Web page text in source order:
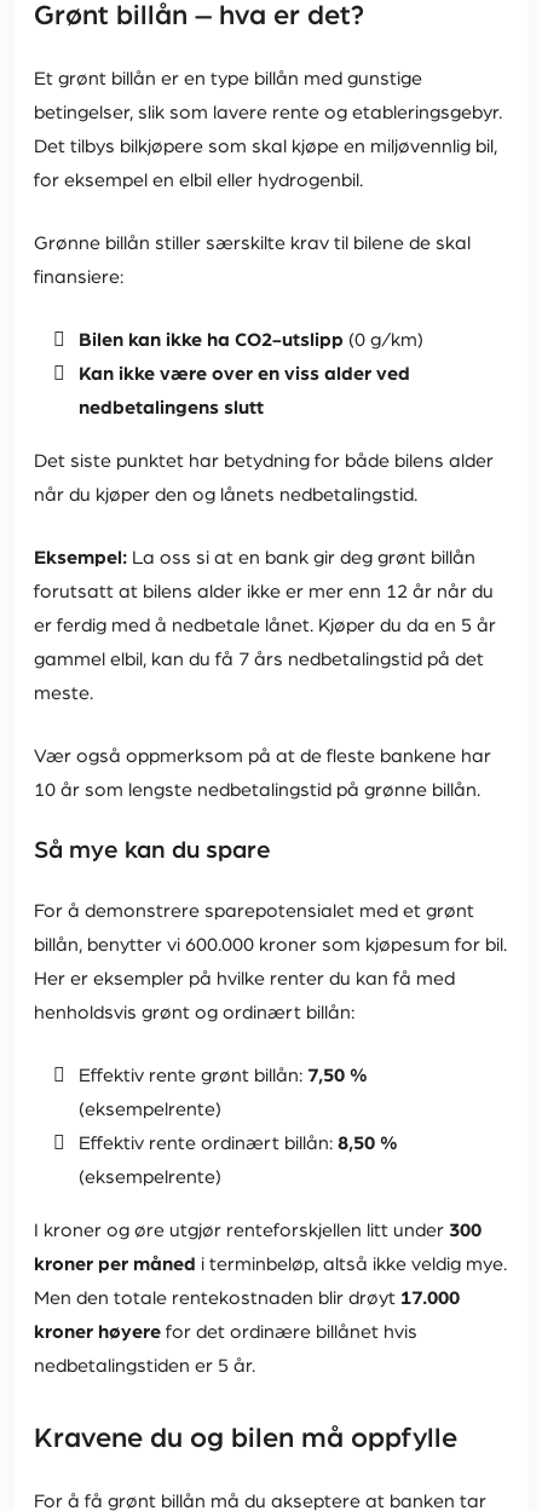
Grønt billån – hva er det?
Et grønt billån er en type billån med gunstige
betingelser, slik som lavere rente og etableringsgebyr.
Det tilbys bilkjøpere som skal kjøpe en miljøvennlig bil,
for eksempel en elbil eller hydrogenbil.
Grønne billån stiller særskilte krav til bilene de skal
finansiere:
Bilen kan ikke ha CO2-utslipp (0 g/km)
Kan ikke være over en viss alder ved
nedbetalingens slutt
Det siste punktet har betydning for både bilens alder
når du kjøper den og lånets nedbetalingstid.
Eksempel: La oss si at en bank gir deg grønt billån
forutsatt at bilens alder ikke er mer enn 12 år når du
er ferdig med å nedbetale lånet. Kjøper du da en 5 år
gammel elbil, kan du få 7 års nedbetalingstid på det
meste.
Vær også oppmerksom på at de fleste bankene har
10 år som lengste nedbetalingstid på grønne billån.
Så mye kan du spare
For å demonstrere sparepotensialet med et grønt
billån, benytter vi 600.000 kroner som kjøpesum for bil.
Her er eksempler på hvilke renter du kan få med
henholdsvis grønt og ordinært billån:
Effektiv rente grønt billån: 7,50 %
(eksempelrente)
Effektiv rente ordinært billån: 8,50 %
(eksempelrente)
I kroner og øre utgjør renteforskjellen litt under 300
kroner per måned i terminbeløp, altså ikke veldig mye.
Men den totale rentekostnaden blir drøyt 17.000
kroner høyerefor det ordinære billånet hvis
nedbetalingstiden er 5 år.
Kravene du og bilen må oppfylle
For å få grønt billån må du akseptere at banken tar